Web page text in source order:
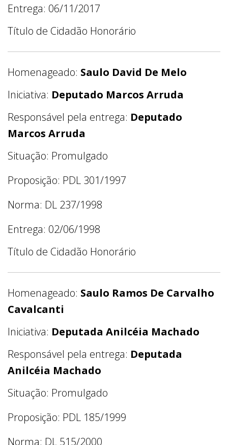
Entrega: 06/11/2017
Título de Cidadão Honorário
Homenageado: Saulo David De Melo
Iniciativa: Deputado Marcos Arruda
Responsável pela entrega: Deputado
Marcos Arruda
Situação: Promulgado
Proposição: PDL 301/1997
Norma: DL 237/1998
Entrega: 02/06/1998
Título de Cidadão Honorário
Homenageado: Saulo Ramos De Carvalho
Cavalcanti
Iniciativa: Deputada Anilcéia Machado
Responsável pela entrega: Deputada
Anilcéia Machado
Situação: Promulgado
Proposição: PDL 185/1999
Norma: DL 515/2000